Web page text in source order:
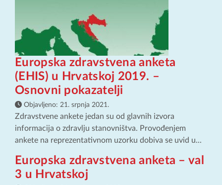
Europska zdravstvena anketa
(EHIS) u Hrvatskoj 2019. –
Osnovni pokazatelji
Objavljeno: 21. srpnja 2021.
Zdravstvene ankete jedan su od glavnih izvora
informacija o zdravlju stanovništva. Provođenjem
ankete na reprezentativnom uzorku dobiva se uvid u...
Europska zdravstvena anketa – val
3 u Hrvatskoj